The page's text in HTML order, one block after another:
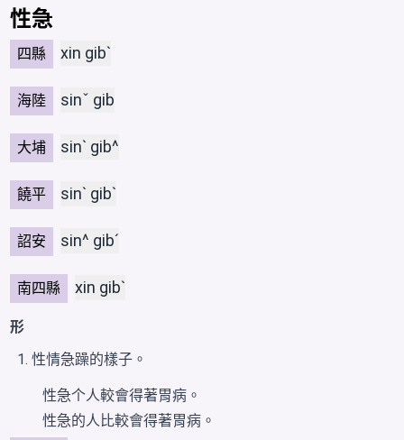
性急
四縣 xin gibˋ
海陸 sinˇ gib
大埔 sinˋ gib^
饒平 sinˋ gibˋ
詔安 sin^ gibˊ
南四縣 xin gibˋ
形
性情急躁的樣子。
性急个人較會得著胃病 。
性急的人比較會得著胃病。